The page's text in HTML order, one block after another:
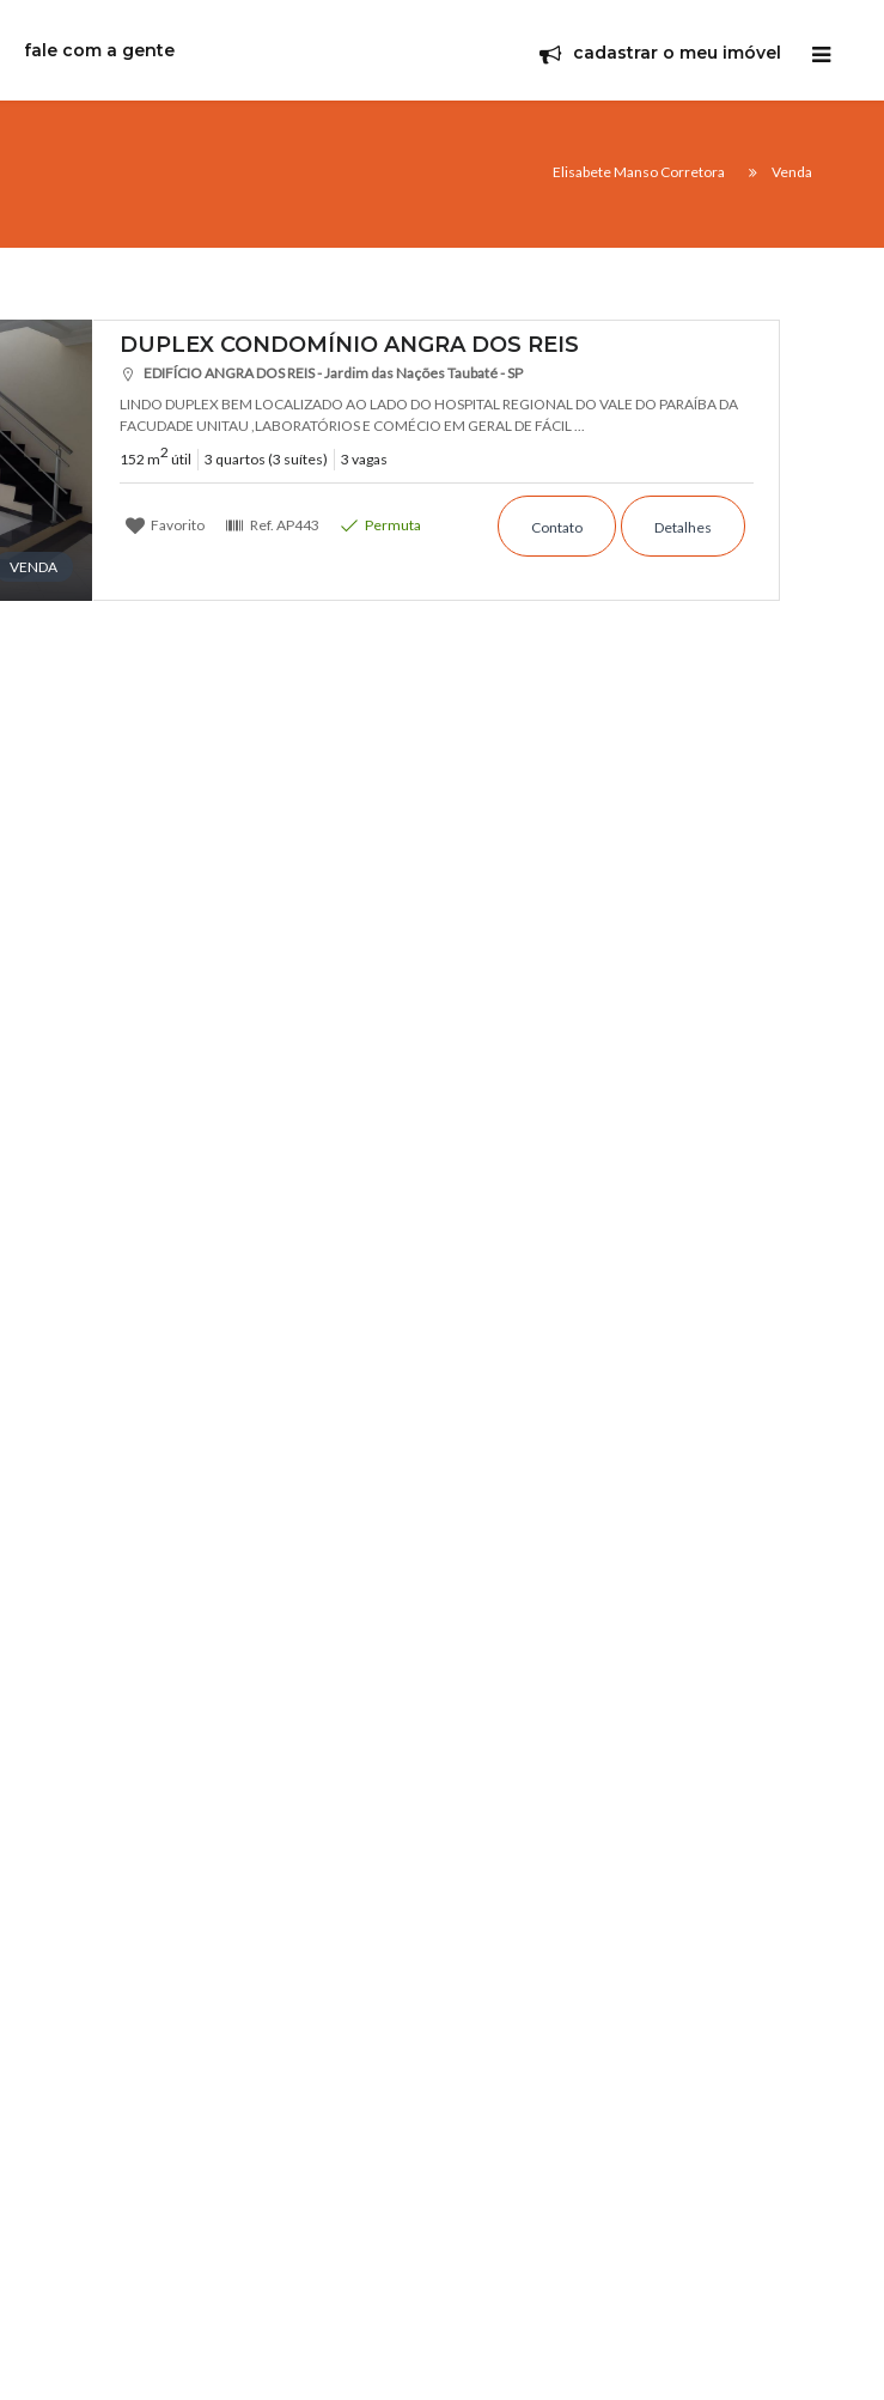
fale com a gente cadastrar o meu imóvel
Elisabete Manso Corretora Venda
VENDA
DUPLEX CONDOMÍNIO ANGRA DOS REIS
EDIFÍCIO ANGRA DOS REIS - Jardim das Nações Taubaté - SP
LINDO DUPLEX BEM LOCALIZADO AO LADO DO HOSPITAL REGIONAL DO VALE DO PARAÍBA DA
FACUDADE UNITAU ,LABORATÓRIOS E COMÉCIO EM GERAL DE FÁCIL ...
152 m2 útil 3 quartos (3 suítes) 3 vagas
Favorito Ref. AP443 Permuta Detalhes
Contato